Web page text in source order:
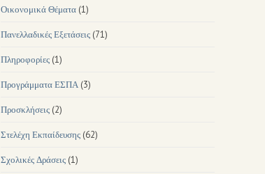
Οικονομικά Θέματα (1)
Πανελλαδικές Εξετάσεις (71)
Πληροφορίες (1)
Προγράμματα ΕΣΠΑ (3)
Προσκλήσεις (2)
Στελέχη Εκπαίδευσης (62)
Σχολικές Δράσεις (1)